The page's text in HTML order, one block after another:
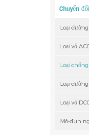
Chuyển
Loại
Loại vỏ
Loại
Loại
Loại vỏ
Mô-đun